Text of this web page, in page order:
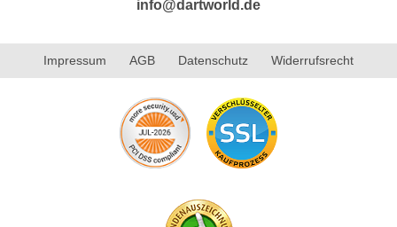
info@dartworld.de
Impressum AGB Datenschutz Widerrufsrecht